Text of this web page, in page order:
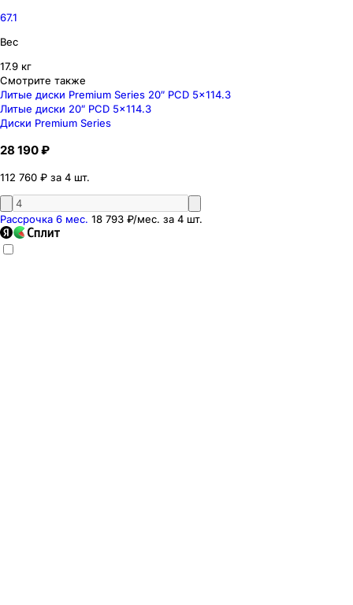
67.1
Вес
17.9 кг
Смотрите также
Литые диски Premium Series 20″ PCD 5x114.3
Литые диски 20″ PCD 5x114.3
Диски Premium Series
28 190 ₽
112 760 ₽ за 4 шт.
Рассрочка 6 мес. 18 793 ₽/мес. за 4 шт.